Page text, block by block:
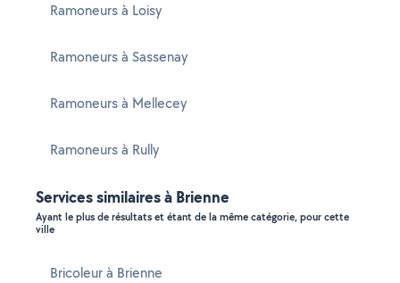
Ramoneurs à Loisy
Ramoneurs à Sassenay
Ramoneurs à Mellecey
Ramoneurs à Rully
Services similaires à Brienne
Ayant le plus de résultats et étant de la même catégorie, pour cette
ville
Bricoleur à Brienne